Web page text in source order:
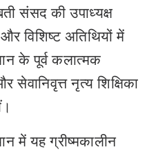
संसद की उपाध्यक्ष
विशिष्ट अतिथियों में
के पूर्व कलात्मक
नृत्य शिक्षिका
में यह ग्रीष्मकालीन